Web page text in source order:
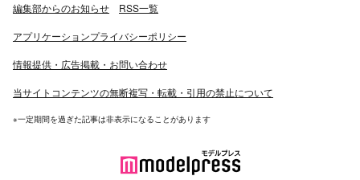
編集部からのお知らせ RSS一覧
アプリケーションプライバシーポリシー
情報提供・広告掲載・お問い合わせ
当サイトコンテンツの無断複写・転載・引用の禁止について
※一定期間を過ぎた記事は非表示になることがあります